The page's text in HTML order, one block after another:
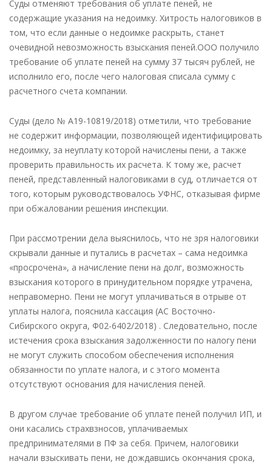
Суды отменяют требования об уплате пеней, не
содержащие указания на недоимку. Хитрость налоговиков в
том, что если данные о недоимке раскрыть, станет
очевидной невозможность взыскания пеней.ООО получило
требование об уплате пеней на сумму 37 тысяч рублей, не
исполнило его, после чего налоговая списала сумму с
расчетного счета компании.
Суды (дело № А19-10819/2018) отметили, что требование
не содержит информации, позволяющей идентифицировать
недоимку, за неуплату которой начислены пени, а также
проверить правильность их расчета. К тому же, расчет
пеней, представленный налоговиками в суд, отличается от
того, которым руководствовалось УФНС, отказывая фирме
при обжаловании решения инспекции.
При рассмотрении дела выяснилось, что не зря налоговики
скрывали данные и путались в расчетах – сама недоимка
«просрочена», а начисление пени на долг, возможность
взыскания которого в принудительном порядке утрачена,
неправомерно. Пени не могут уплачиваться в отрыве от
уплаты налога, пояснила кассация (АС Восточно-
Сибирского округа, Ф02-6402/2018) . Следовательно, после
истечения срока взыскания задолженности по налогу пени
не могут служить способом обеспечения исполнения
обязанности по уплате налога, и с этого момента
отсутствуют основания для начисления пеней.
В другом случае требование об уплате пеней получил ИП, и
они касались страхвзносов, уплачиваемых
предпринимателями в ПФ за себя. Причем, налоговики
начали взыскивать пени, не дождавшись окончания срока,